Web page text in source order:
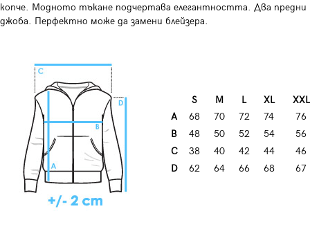
копче. Модното тъкане подчертава елегантността. Два предни
джоба. Перфектно може да замени блейзера.
S M L XL
XXL
A
68 70 72 74
76
B
48 50 52 54
56
C
38 40 42 44
46
D
62 64 66 68 67